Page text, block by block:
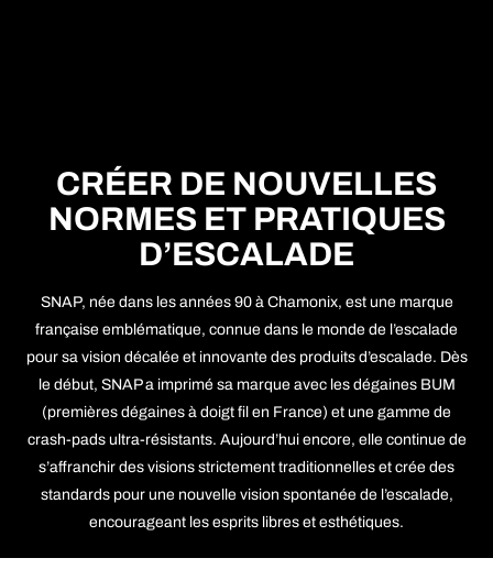
CRÉER DE NOUVELLES
NORMES ET PRATIQUES
D’ESCALADE
SNAP, née dans les années 90 à Chamonix, est une marque
française emblématique, connue dans le monde de l’escalade
pour sa vision décalée et innovante des produits d’escalade. Dès
le début, SNAP a imprimé sa marque avec les dégaines BUM
(premières dégaines à doigt fil en France) et une gamme de
crash-pads ultra-résistants. Aujourd’hui encore, elle continue de
s’affranchir des visions strictement traditionnelles et crée des
standards pour une nouvelle vision spontanée de l’escalade,
encourageant les esprits libres et esthétiques.